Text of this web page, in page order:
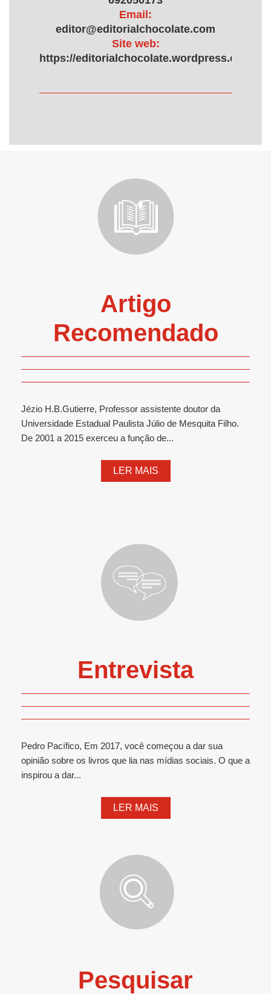
Email:
editor@editorialchocolate.com
Site web:
https://editorialchocolate.wordpress.com/
Artigo
Recomendado
Jézio H.B.Gutierre, Professor assistente doutor da
Universidade Estadual Paulista Júlio de Mesquita Filho.
De 2001 a 2015 exerceu a função de...
LER MAIS
Entrevista
Pedro Pacífico, Em 2017, você começou a dar sua
opinião sobre os livros que lia nas mídias sociais. O que a
inspirou a dar...
LER MAIS
Pesquisar